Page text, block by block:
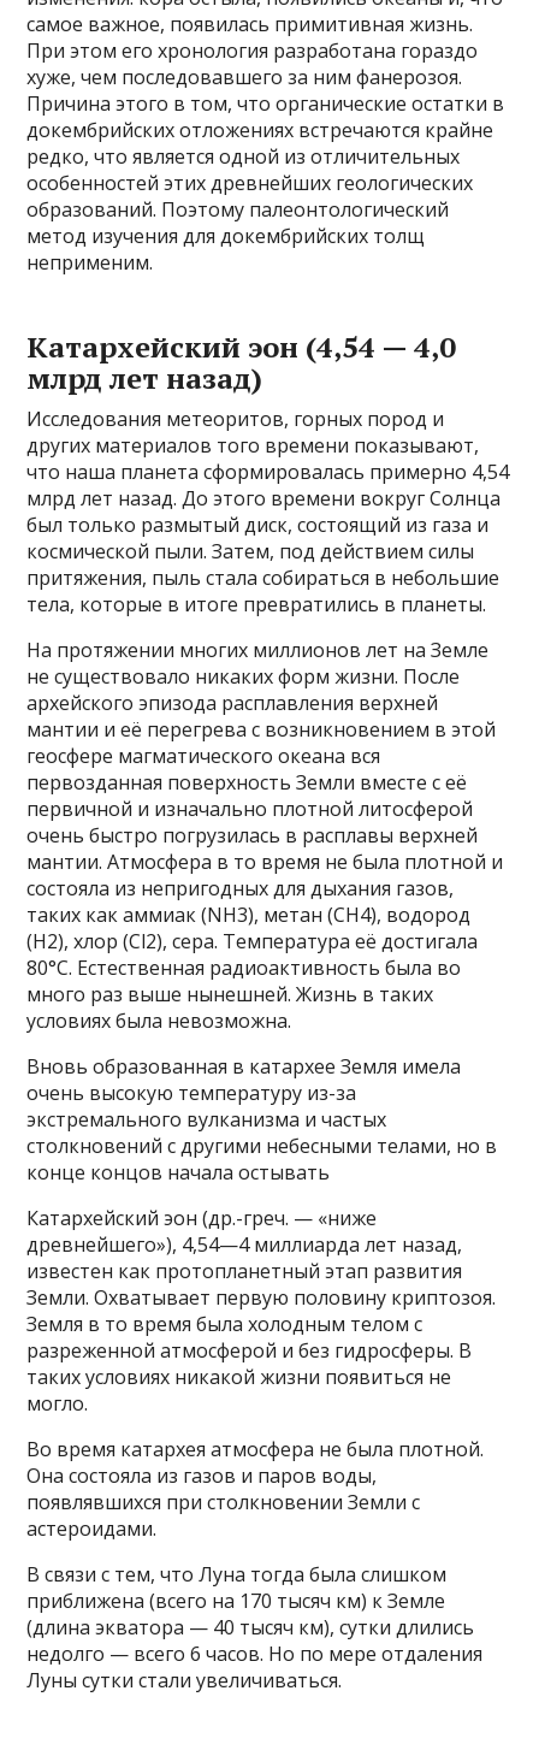
самое важное, появилась примитивная жизнь.
При этом его хронология разработана гораздо
хуже, чем последовавшего за ним фанерозоя.
Причина этого в том, что органические остатки в
докембрийских отложениях встречаются крайне
редко, что является одной из отличительных
особенностей этих древнейших геологических
образований. Поэтому палеонтологический
метод изучения для докембрийских толщ
неприменим.
Катархейский эон (4,54 — 4,0
млрд лет назад)
Исследования метеоритов, горных пород и
других материалов того времени показывают,
что наша планета сформировалась примерно 4,54
млрд лет назад. До этого времени вокруг Солнца
был только размытый диск, состоящий из газа и
космической пыли. Затем, под действием силы
притяжения, пыль стала собираться в небольшие
тела, которые в итоге превратились в планеты.
На протяжении многих миллионов лет на Земле
не существовало никаких форм жизни. После
архейского эпизода расплавления верхней
мантии и её перегрева с возникновением в этой
геосфере магматического океана вся
первозданная поверхность Земли вместе с её
первичной и изначально плотной литосферой
очень быстро погрузилась в расплавы верхней
мантии. Атмосфера в то время не была плотной и
состояла из непригодных для дыхания газов,
таких как аммиак (NH3), метан (CH4), водород
(H2), хлор (Cl2), сера. Температура её достигала
80°С. Естественная радиоактивность была во
много раз выше нынешней. Жизнь в таких
условиях была невозможна.
Вновь образованная в катархее Земля имела
очень высокую температуру из-за
экстремального вулканизма и частых
столкновений с другими небесными телами, но в
конце концов начала остывать
Катархейский эон (др.-греч. — «ниже
древнейшего»), 4,54—4 миллиарда лет назад,
известен как протопланетный этап развития
Земли. Охватывает первую половину криптозоя.
Земля в то время была холодным телом с
разреженной атмосферой и без гидросферы. В
таких условиях никакой жизни появиться не
могло.
Во время катархея атмосфера не была плотной.
Она состояла из газов и паров воды,
появлявшихся при столкновении Земли с
астероидами.
В связи с тем, что Луна тогда была слишком
приближена (всего на 170 тысяч км) к Земле
(длина экватора — 40 тысяч км), сутки длились
недолго — всего 6 часов. Но по мере отдаления
Луны сутки стали увеличиваться.